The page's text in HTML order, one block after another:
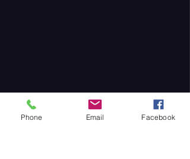
Phone Email Facebook